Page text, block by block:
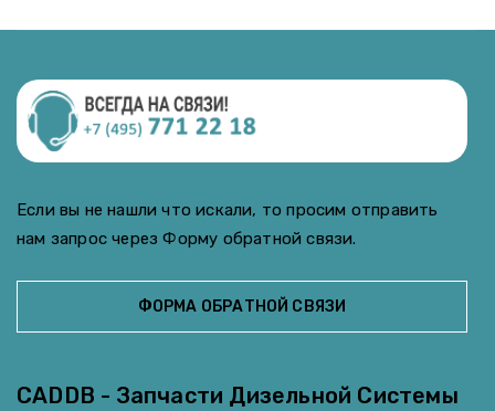
Если вы не нашли что искали, то просим отправить
нам запрос через Форму обратной связи.
ФОРМА ОБРАТНОЙ СВЯЗИ
CADDB - Запчасти Дизельной Системы